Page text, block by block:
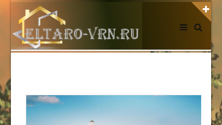
АВТОРИЗАЦИЯ НА САЙТЕ
Регистрация